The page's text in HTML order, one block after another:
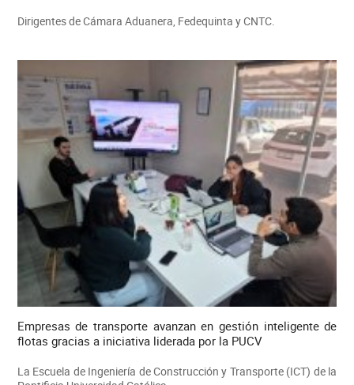
Dirigentes de Cámara Aduanera, Fedequinta y CNTC.
Empresas de transporte avanzan en gestión inteligente de
flotas gracias a iniciativa liderada por la PUCV
La Escuela de Ingeniería de Construcción y Transporte (ICT) de la